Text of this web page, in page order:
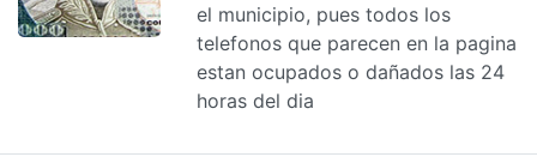
el municipio, pues todos los
telefonos que parecen en la pagina
estan ocupados o dañados las 24
horas del dia